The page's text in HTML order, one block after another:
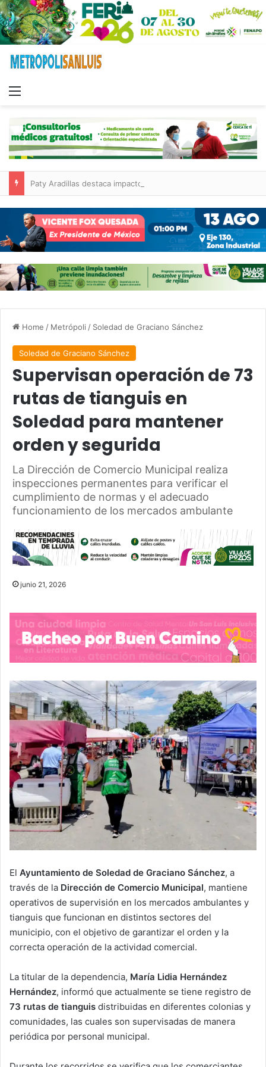
Home / Metrópoli / Soledad de Graciano Sánchez
Soledad de Graciano Sánchez
Supervisan operación de 73
rutas de tianguis en
Soledad para mantener
orden y segurida
La Dirección de Comercio Municipal realiza
inspecciones permanentes para verificar el
cumplimiento de normas y el adecuado
funcionamiento de los mercados ambulante
junio 21, 2026
El Ayuntamiento de Soledad de Graciano Sánchez, a
través de la Dirección de Comercio Municipal, mantiene
operativos de supervisión en los mercados ambulantes y
tianguis que funcionan en distintos sectores del
municipio, con el objetivo de garantizar el orden y la
correcta operación de la actividad comercial.
La titular de la dependencia, María Lidia Hernández
Hernández, informó que actualmente se tiene registro de
73 rutas de tianguis distribuidas en diferentes colonias y
comunidades, las cuales son supervisadas de manera
periódica por personal municipal.